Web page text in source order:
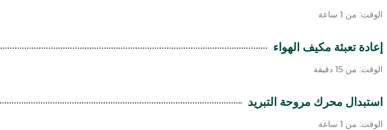
الوقت: من 1 ساعة
إعادة تعبئة مكيف الهواء
الوقت: من 15 دقيقة
استبدال محرك مروحة التبريد
الوقت: من 1 ساعة